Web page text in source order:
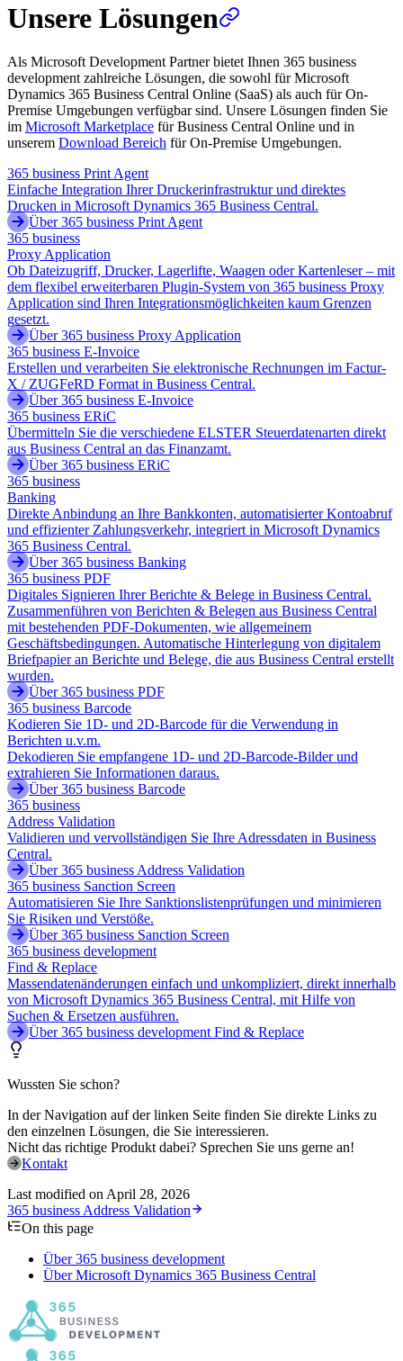
Unsere Lösungen
Als Microsoft Development Partner bietet Ihnen 365 business
development zahlreiche Lösungen, die sowohl für Microsoft
Dynamics 365 Business Central Online (SaaS) als auch für On-
Premise Umgebungen verfügbar sind. Unsere Lösungen finden Sie
im Microsoft Marketplace für Business Central Online und in
unserem Download Bereich für On-Premise Umgebungen.
365 business Print Agent
Einfache Integration Ihrer Druckerinfrastruktur und direktes
Drucken in Microsoft Dynamics 365 Business Central.
Über 365 business Print Agent
365 business
Proxy Application
Ob Dateizugriff, Drucker, Lagerlifte, Waagen oder Kartenleser – mit
dem flexibel erweiterbaren Plugin-System von 365 business Proxy
Application sind Ihren Integrationsmöglichkeiten kaum Grenzen
gesetzt.
Über 365 business Proxy Application
365 business E-Invoice
Erstellen und verarbeiten Sie elektronische Rechnungen im Factur-
X / ZUGFeRD Format in Business Central.
Über 365 business E-Invoice
365 business ERiC
Übermitteln Sie die verschiedene ELSTER Steuerdatenarten direkt
aus Business Central an das Finanzamt.
Über 365 business ERiC
365 business
Banking
Direkte Anbindung an Ihre Bankkonten, automatisierter Kontoabruf
und effizienter Zahlungsverkehr, integriert in Microsoft Dynamics
365 Business Central.
Über 365 business Banking
365 business PDF
Digitales Signieren Ihrer Berichte & Belege in Business Central.
Zusammenführen von Berichten & Belegen aus Business Central
mit bestehenden PDF-Dokumenten, wie allgemeinem
Geschäftsbedingungen. Automatische Hinterlegung von digitalem
Briefpapier an Berichte und Belege, die aus Business Central erstellt
wurden.
Über 365 business PDF
365 business Barcode
Kodieren Sie 1D- und 2D-Barcode für die Verwendung in
Berichten u.v.m.
Dekodieren Sie empfangene 1D- und 2D-Barcode-Bilder und
extrahieren Sie Informationen daraus.
Über 365 business Barcode
365 business
Address Validation
Validieren und vervollständigen Sie Ihre Adressdaten in Business
Central.
Über 365 business Address Validation
365 business Sanction Screen
Automatisieren Sie Ihre Sanktionslistenprüfungen und minimieren
Sie Risiken und Verstöße.
Über 365 business Sanction Screen
365 business development
Find & Replace
Massendatenänderungen einfach und unkompliziert, direkt innerhalb
von Microsoft Dynamics 365 Business Central, mit Hilfe von
Suchen & Ersetzen ausführen.
Über 365 business development Find & Replace
Wussten Sie schon?
In der Navigation auf der linken Seite finden Sie direkte Links zu
den einzelnen Lösungen, die Sie interessieren.
Nicht das richtige Produkt dabei? Sprechen Sie uns gerne an!
Kontakt
Last modified on April 28, 2026
365 business Address Validation
On this page
Über 365 business development
Über Microsoft Dynamics 365 Business Central